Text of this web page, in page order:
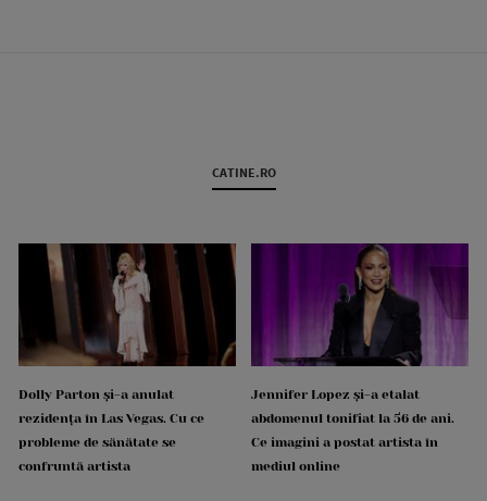
CATINE.RO
Dolly Parton și-a anulat
rezidența în Las Vegas. Cu ce
probleme de sănătate se
confruntă artista
Jennifer Lopez și-a etalat
abdomenul tonifiat la 56 de ani.
Ce imagini a postat artista în
mediul online